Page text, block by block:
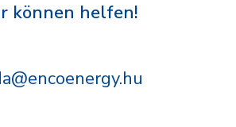
können helfen!